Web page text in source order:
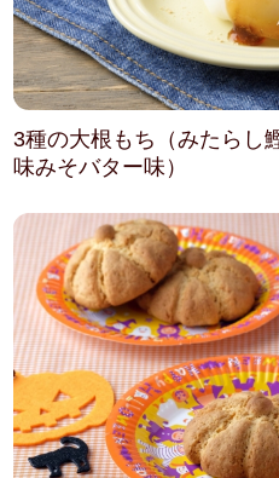
3種の大根もち（みたらし
味みそバター味）